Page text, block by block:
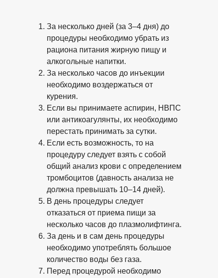
За несколько дней (за 3–4 дня) до
процедуры необходимо убрать из
рациона питания жирную пищу и
алкогольные напитки.
За несколько часов до инъекции
необходимо воздержаться от
курения.
Если вы принимаете аспирин, НВПС
или антикоагулянты, их необходимо
перестать принимать за сутки.
Если есть возможность, то на
процедуру следует взять с собой
общий анализ крови с определением
тромбоцитов (давность анализа не
должна превышать 10–14 дней).
В день процедуры следует
отказаться от приема пищи за
несколько часов до плазмолифтинга.
За день и в сам день процедуры
необходимо употреблять большое
количество воды без газа.
Перед процедурой необходимо